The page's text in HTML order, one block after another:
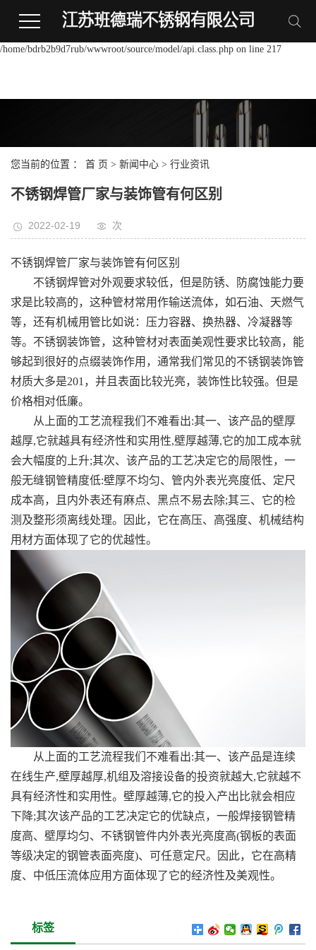
file_put_contents(/home/bdrb2b9d7rub/wwwroot/source/cache/
/home/bdrb2b9d7rub/wwwroot/source/model/api.class.php on line 217
您当前的位置 ： 首 页 > 新闻中心 > 行业资讯
不锈钢焊管厂家与装饰管有何区别
2022-02-19 次
不锈钢焊管厂家与装饰管有何区别
不锈钢焊管对外观要求较低，但是防锈、防腐蚀能力要
求是比较高的，这种管材常用作输送流体，如石油、天燃气
等，还有机械用管比如说：压力容器、换热器、冷凝器等
等。不锈钢装饰管，这种管材对表面美观性要求比较高，能
够起到很好的点缀装饰作用，通常我们常见的不锈钢装饰管
材质大多是201，并且表面比较光亮，装饰性比较强。但是
价格相对低廉。
从上面的工艺流程我们不难看出:其一、该产品的壁厚
越厚,它就越具有经济性和实用性,壁厚越薄,它的加工成本就
会大幅度的上升;其次、该产品的工艺决定它的局限性，一
般无缝钢管精度低:壁厚不均匀、管内外表光亮度低、定尺
成本高，且内外表还有麻点、黑点不易去除;其三、它的检
测及整形须离线处理。因此，它在高压、高强度、机械结构
用材方面体现了它的优越性。
从上面的工艺流程我们不难看出:其一、该产品是连续
在线生产,壁厚越厚,机组及溶接设备的投资就越大,它就越不
具有经济性和实用性。壁厚越薄,它的投入产出比就会相应
下降;其次该产品的工艺决定它的优缺点，一般焊接钢管精
度高、壁厚均匀、不锈钢管件内外表光亮度高(钢板的表面
等级决定的钢管表面亮度)、可任意定尺。因此，它在高精
度、中低压流体应用方面体现了它的经济性及美观性。
标签